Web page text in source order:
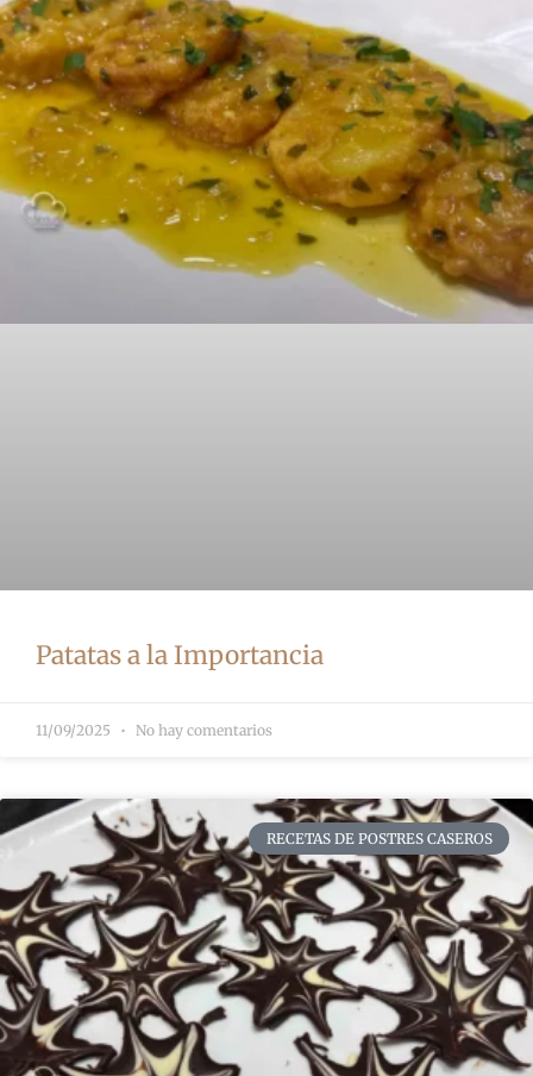
Patatas a la Importancia
11/09/2025 No hay comentarios
RECETAS DE POSTRES CASEROS